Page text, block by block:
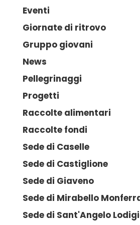
Eventi
Giornate di ritrovo
Gruppo giovani
News
Pellegrinaggi
Progetti
Raccolte alimentari
Raccolte fondi
Sede di Caselle
Sede di Castiglione
Sede di Giaveno
Sede di Mirabello
Sede di Sant'Angelo